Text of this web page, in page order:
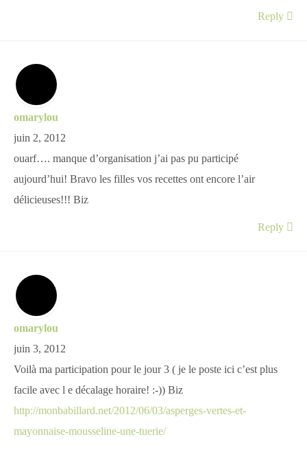
Reply
omarylou
juin 2, 2012
ouarf…. manque d’organisation j’ai pas pu participé
aujourd’hui! Bravo les filles vos recettes ont encore l’air
délicieuses!!! Biz
Reply
omarylou
juin 3, 2012
Voilà ma participation pour le jour 3 ( je le poste ici c’est plus
facile avec l e décalage horaire! :-)) Biz
http://monbabillard.net/2012/06/03/asperges-vertes-et-
mayonnaise-mousseline-une-tuerie/